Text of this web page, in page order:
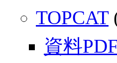
TOPCAT
資料